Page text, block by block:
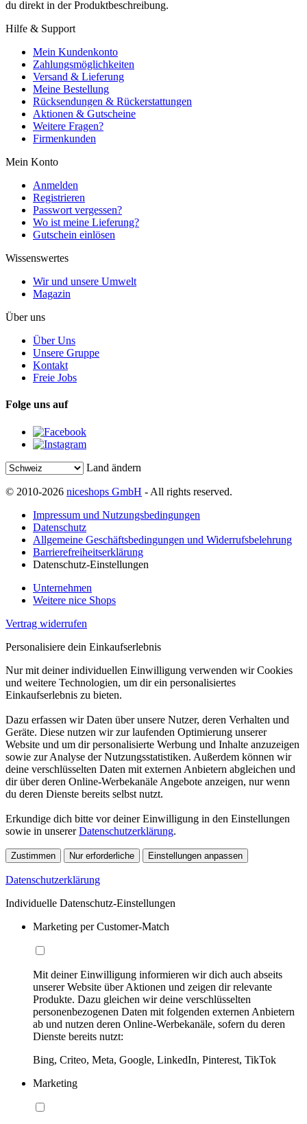
du direkt in der Produktbeschreibung.
Hilfe & Support
Mein Kundenkonto
Zahlungsmöglichkeiten
Versand & Lieferung
Meine Bestellung
Rücksendungen & Rückerstattungen
Aktionen & Gutscheine
Weitere Fragen?
Firmenkunden
Mein Konto
Anmelden
Registrieren
Passwort vergessen?
Wo ist meine Lieferung?
Gutschein einlösen
Wissenswertes
Wir und unsere Umwelt
Magazin
Über uns
Über Uns
Unsere Gruppe
Kontakt
Freie Jobs
Folge uns auf
Land ändern
© 2010-2026 niceshops GmbH - All rights reserved.
Impressum und Nutzungsbedingungen
Datenschutz
Allgemeine Geschäftsbedingungen und Widerrufsbelehrung
Barrierefreiheitserklärung
Datenschutz-Einstellungen
Unternehmen
Weitere nice Shops
Vertrag widerrufen
Personalisiere dein Einkaufserlebnis
Nur mit deiner individuellen Einwilligung verwenden wir Cookies
und weitere Technologien, um dir ein personalisiertes
Einkaufserlebnis zu bieten.
Dazu erfassen wir Daten über unsere Nutzer, deren Verhalten und
Geräte. Diese nutzen wir zur laufenden Optimierung unserer
Website und um dir personalisierte Werbung und Inhalte anzuzeigen
sowie zur Analyse der Nutzungsstatistiken. Außerdem können wir
deine verschlüsselten Daten mit externen Anbietern abgleichen und
dir über deren Online-Werbekanäle Angebote anzeigen, nur wenn
du deren Dienste bereits selbst nutzt.
Erkundige dich bitte vor deiner Einwilligung in den Einstellungen
sowie in unsererDatenschutzerklärung.
Zustimmen Nur erforderliche Einstellungen anpassen
Datenschutzerklärung
Individuelle Datenschutz-Einstellungen
Marketing per Customer-Match
Mit deiner Einwilligung informieren wir dich auch abseits
unserer Website über Aktionen und zeigen dir relevante
Produkte. Dazu gleichen wir deine verschlüsselten
personenbezogenen Daten mit folgenden externen Anbietern
ab und nutzen deren Online-Werbekanäle, sofern du deren
Dienste bereits nutzt:
Bing, Criteo, Meta, Google, LinkedIn, Pinterest, TikTok
Marketing